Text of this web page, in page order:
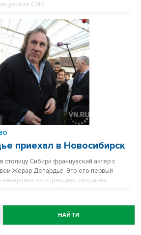
СМИ.
приехал в Новосибирск
столицу Сибири французский актер с
Жерар Депардье. Это его первый
наверняка он оправдает ожидания
городе по-сибирски морозно и
НАЙТИ